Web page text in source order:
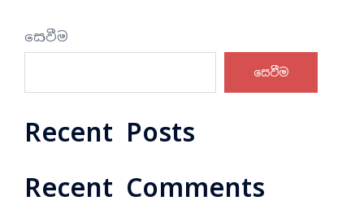
සෙවීම
සෙවීම
Recent Posts
Recent Comments